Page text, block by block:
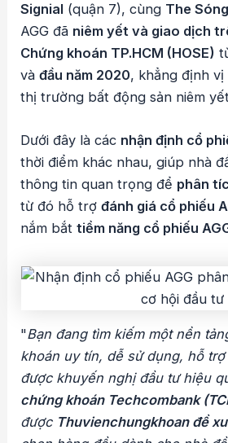
Signial (quận 7), cùng The Sóng
AGG đã niêm yết và giao dịch
Chứng khoán TP.HCM (HOSE)
vàđầu năm 2020, khẳng định
thị trường bất động sản niêm
Dưới đây là các nhận định cổ
thời điểm khác nhau, giúp nhà
thông tin quan trọng để phân
từ đó hỗ trợđánh giá cổ phiếu
nắm bắttiềm năng cổ phiếu
"Bạn đang tìm kiếm một nền
khoán uy tín, dễ sử dụng, hỗ
được khuyến nghị đầu tư hiệu
chứng khoán Techcombank
được Thuvienchungkhoan đề